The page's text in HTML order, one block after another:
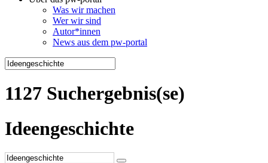
Was wir machen
Wer wir sind
Autor*innen
News aus dem pw-portal
1127 Suchergebnis(se)
Ideengeschichte